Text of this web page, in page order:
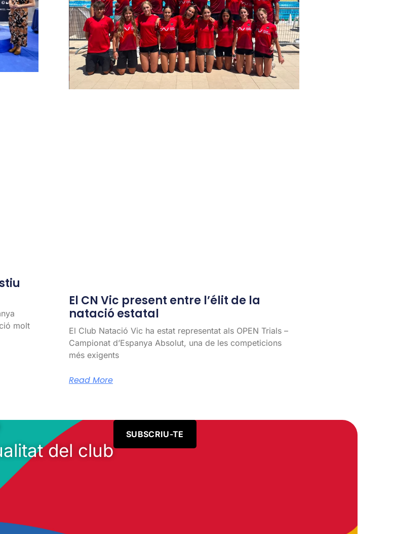
molt
El CN Vic present entre l’élit de la
natació estatal
El Club Natació Vic ha estat representat als OPEN Trials –
Campionat d’Espanya Absolut, una de les competicions
més exigents
Read More
del club
SUBSCRIU-TE